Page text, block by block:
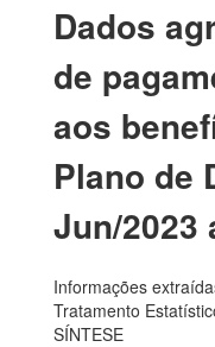
Dados
de
aos
Plano de
Jun/2023
Informações
Tratamento
SÍNTESE